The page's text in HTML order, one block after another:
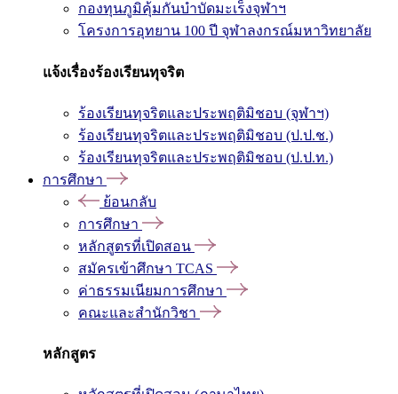
กองทุนภูมิคุ้มกันบำบัดมะเร็งจุฬาฯ
โครงการอุทยาน 100 ปี จุฬาลงกรณ์มหาวิทยาลัย
แจ้งเรื่องร้องเรียนทุจริต
ร้องเรียนทุจริตและประพฤติมิชอบ (จุฬาฯ)
ร้องเรียนทุจริตและประพฤติมิชอบ (ป.ป.ช.)
ร้องเรียนทุจริตและประพฤติมิชอบ (ป.ป.ท.)
การศึกษา
ย้อนกลับ
การศึกษา
หลักสูตรที่เปิดสอน
สมัครเข้าศึกษา TCAS
ค่าธรรมเนียมการศึกษา
คณะและสำนักวิชา
หลักสูตร